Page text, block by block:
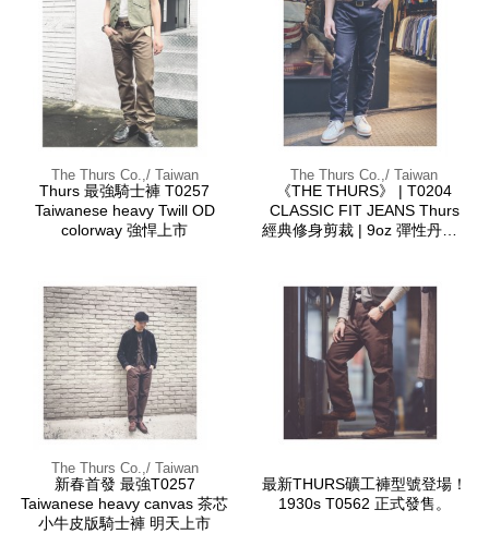
The Thurs Co.,/ Taiwan
Thurs 最強騎士褲 T0257
Taiwanese heavy Twill OD
colorway 強悍上市
The Thurs Co.,/ Taiwan
《THE THURS》 | T0204
CLASSIC FIT JEANS Thurs
經典修身剪裁 | 9oz 彈性丹寧 |
The Thurs Co.,/ Taiwan
新春首發 最強T0257
Taiwanese heavy canvas 茶芯
小牛皮版騎士褲 明天上市
最新THURS礦工褲型號登場！
1930s T0562 正式發售。